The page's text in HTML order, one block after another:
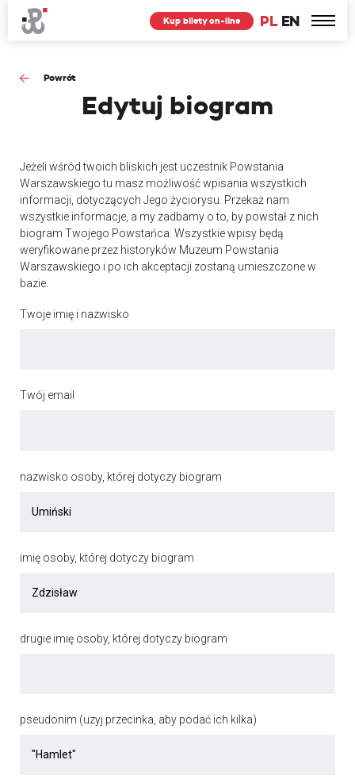
PL EN
Kup bilety on-line
Powrót
Edytuj biogram
Jeżeli wśród twoich bliskich jest uczestnik Powstania
Warszawskiego tu masz możliwość wpisania wszystkich
informacji, dotyczących Jego życiorysu. Przekaż nam
wszystkie informacje, a my zadbamy o to, by powstał z nich
biogram Twojego Powstańca. Wszystkie wpisy będą
weryfikowane przez historyków Muzeum Powstania
Warszawskiego i po ich akceptacji zostaną umieszczone w
bazie.
Twoje imię i nazwisko
Twój email
nazwisko osoby, której dotyczy biogram
imię osoby, której dotyczy biogram
drugie imię osoby, której dotyczy biogram
pseudonim (uzyj przecinka, aby podać ich kilka)